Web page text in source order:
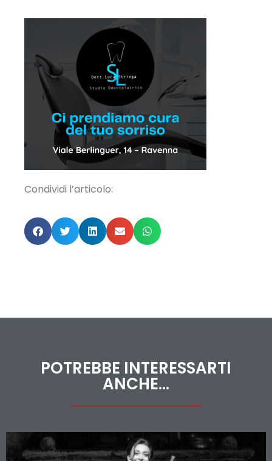
Condividi l’articolo:
POTREBBE INTERESSARTI
ANCHE...